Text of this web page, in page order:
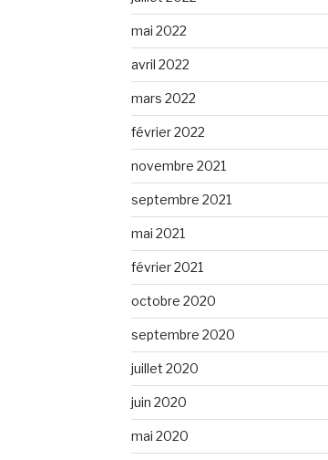
mai 2022
avril 2022
mars 2022
février 2022
novembre 2021
septembre 2021
mai 2021
février 2021
octobre 2020
septembre 2020
juillet 2020
juin 2020
mai 2020